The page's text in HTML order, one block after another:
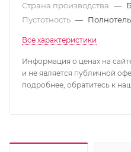
Страна производства —
Пустотность —
Все характеристики
Информация о ценах на
и не является публичной
подробнее, обратитесь к